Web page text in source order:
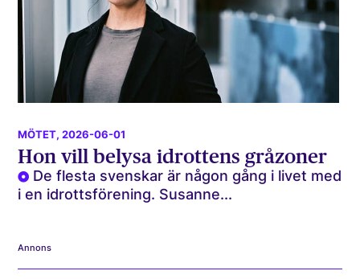
MÖTET, 2026-06-01
Hon vill belysa idrottens gråzoner
De flesta svenskar är någon gång i livet med
i en idrottsförening. Susanne...
Annons